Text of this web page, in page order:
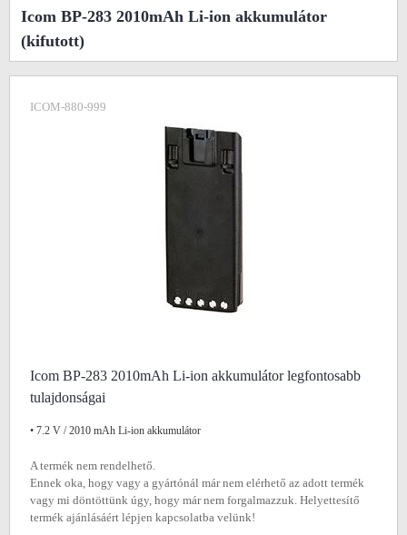
Icom BP-283 2010mAh Li-ion akkumulátor
(kifutott)
ICOM-880-999
Icom BP-283 2010mAh Li-ion akkumulátor legfontosabb
tulajdonságai
• 7.2 V / 2010 mAh Li-ion akkumulátor
A termék nem rendelhető.
Ennek oka, hogy vagy a gyártónál már nem elérhető az adott termék
vagy mi döntöttünk úgy, hogy már nem forgalmazzuk. Helyettesítő
termék ajánlásáért lépjen kapcsolatba velünk!